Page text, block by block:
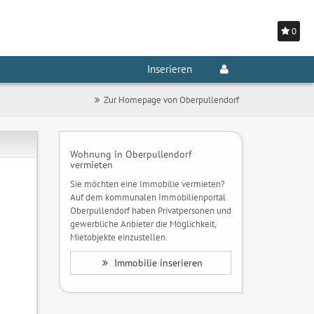
0
Inserieren
Zur Homepage von Oberpullendorf
Wohnung in Oberpullendorf
vermieten
Sie möchten eine Immobilie vermieten?
Auf dem kommunalen Immobilienportal
Oberpullendorf haben Privatpersonen und
gewerbliche Anbieter die Möglichkeit,
Mietobjekte einzustellen.
Immobilie inserieren